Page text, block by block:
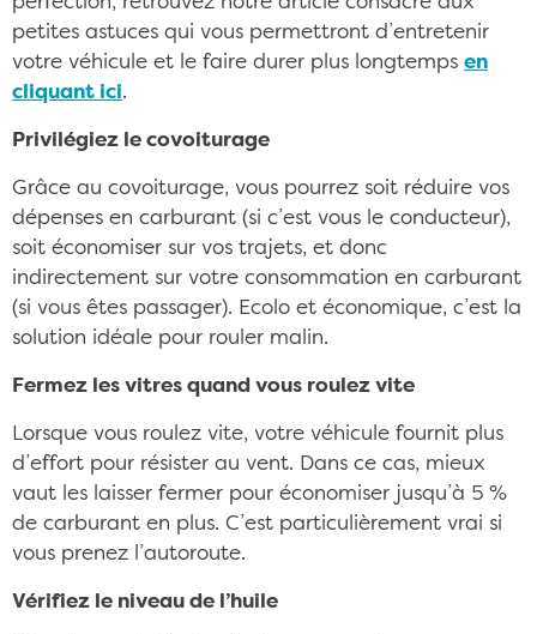
petites astuces qui vous permettront d’entretenir
votre véhicule et le faire durer plus longtemps en
cliquant ici.
Privilégiez le covoiturage
Grâce au covoiturage, vous pourrez soit réduire vos
dépenses en carburant (si c’est vous le conducteur),
soit économiser sur vos trajets, et donc
indirectement sur votre consommation en carburant
(si vous êtes passager). Ecolo et économique, c’est la
solution idéale pour rouler malin.
Fermez les vitres quand vous roulez vite
Lorsque vous roulez vite, votre véhicule fournit plus
d’effort pour résister au vent. Dans ce cas, mieux
vaut les laisser fermer pour économiser jusqu’à 5 %
de carburant en plus. C’est particulièrement vrai si
vous prenez l’autoroute.
Vérifiez le niveau de l’huile